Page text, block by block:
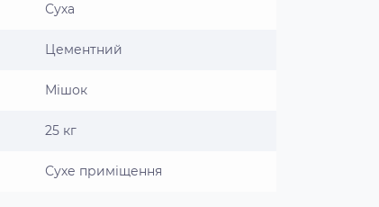
Суха
Цементний
Мішок
25 кг
Сухе приміщення